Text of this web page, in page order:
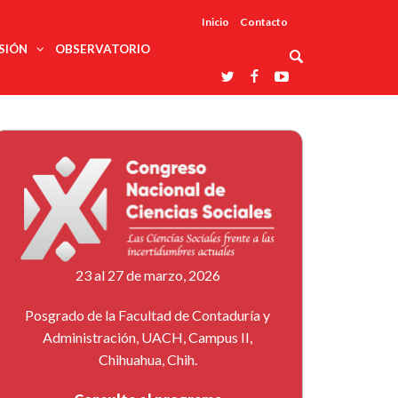
Inicio Contacto
ciencias
profesionales
trabajo
Redes
temáticas
Laboratorios
nacionales
Entidades
afines
Reconoce
La UDUALC
A La
Universidad
De México
En Su 475
Aniversario
OBSERVATORIO
23 al 27 de marzo, 2026
Posgrado de la Facultad de Contaduría y
Administración, UACH, Campus II,
Chihuahua, Chih.